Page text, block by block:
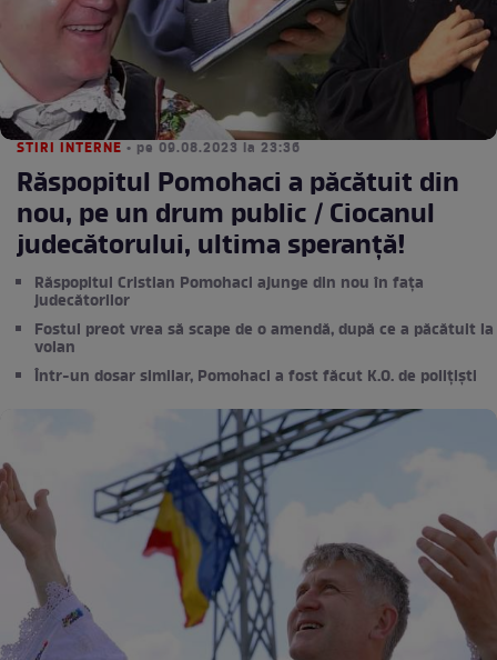
STIRI INTERNE • pe 09.08.2023 la 23:36
Răspopitul Pomohaci a păcătuit din
nou, pe un drum public / Ciocanul
judecătorului, ultima speranță!
Răspopitul Cristian Pomohaci ajunge din nou în fața
judecătorilor
Fostul preot vrea să scape de o amendă, după ce a păcătuit la
volan
Într-un dosar similar, Pomohaci a fost făcut K.O. de polițiști